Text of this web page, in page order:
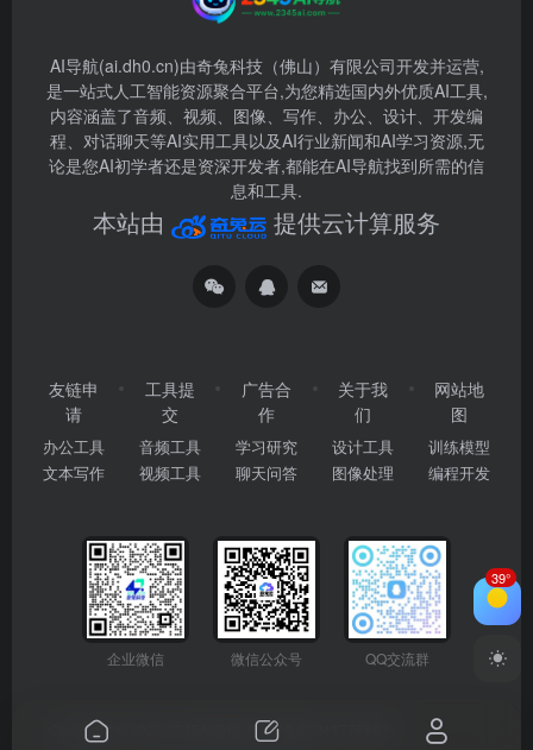
AI导航(ai.dh0.cn)由奇兔科技（佛山）有限公司开发并运营,
是一站式人工智能资源聚合平台,为您精选国内外优质AI工具,
内容涵盖了音频、视频、图像、写作、办公、设计、开发编
程、对话聊天等AI实用工具以及AI行业新闻和AI学习资源,无
论是您AI初学者还是资深开发者,都能在AI导航找到所需的信
息和工具.
本站由 提供云计算服务
友链申
请
办公工具
文本写作
工具提
交
音频工具
视频工具
广告合
作
学习研究
聊天问答
关于我
们
设计工具
图像处理
网站地
图
训练模型
编程开发
企业微信 微信公众号 QQ交流群
Copyright © 2026 粤ICP备2024177666号
39°